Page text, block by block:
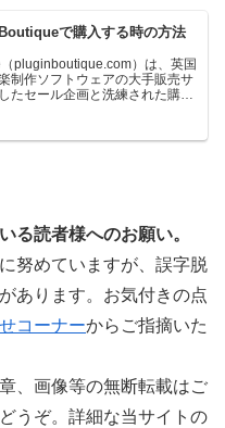
で購入する時の方法
pluginboutique.com）は、英国
制作ソフトウェアの大手販売サ
たセール企画と洗練された購入
こと価格表示に…
る読者様へのお願い。
努めていますが、誤字脱
あります。お気付きの点
コーナーからご指摘いた
、画像等の無断転載はご
うぞ。詳細な当サイトの